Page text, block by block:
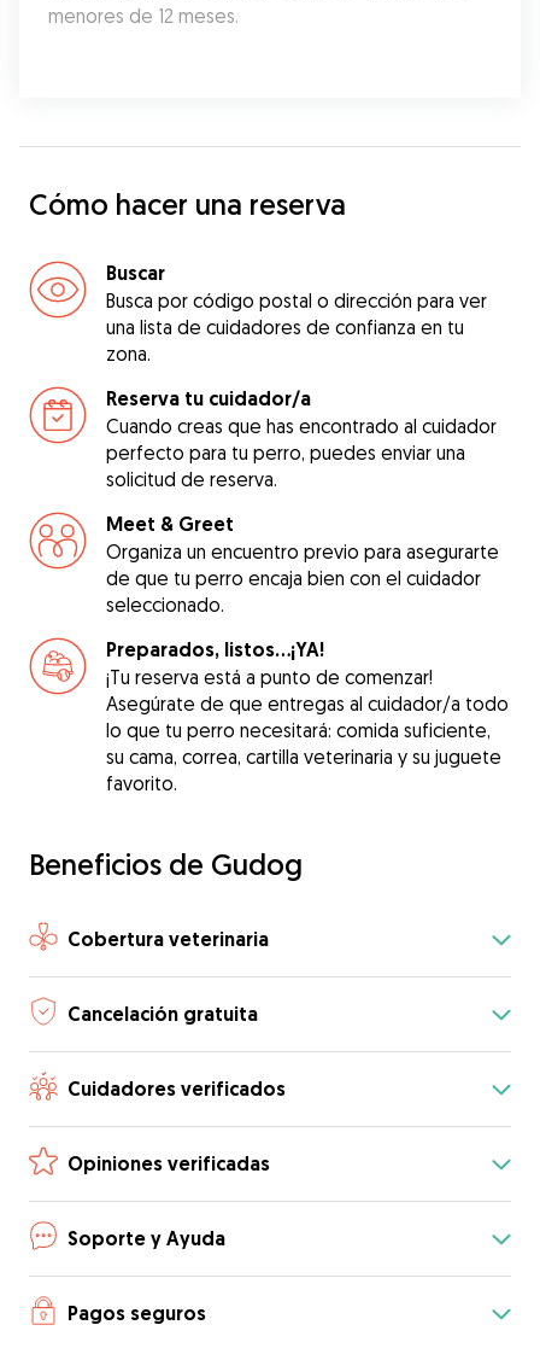
menores de 12 meses.
Cómo hacer una reserva
Buscar
Busca por código postal o dirección para ver
una lista de cuidadores de confianza en tu
zona.
Reserva tu cuidador/a
Cuando creas que has encontrado al cuidador
perfecto para tu perro, puedes enviar una
solicitud de reserva.
Meet & Greet
Organiza un encuentro previo para asegurarte
de que tu perro encaja bien con el cuidador
seleccionado.
Preparados, listos...¡YA!
¡Tu reserva está a punto de comenzar!
Asegúrate de que entregas al cuidador/a todo
lo que tu perro necesitará: comida suficiente,
su cama, correa, cartilla veterinaria y su juguete
favorito.
Beneficios de Gudog
Cobertura veterinaria
Cancelación gratuita
Cuidadores verificados
Opiniones verificadas
Soporte y Ayuda
Pagos seguros